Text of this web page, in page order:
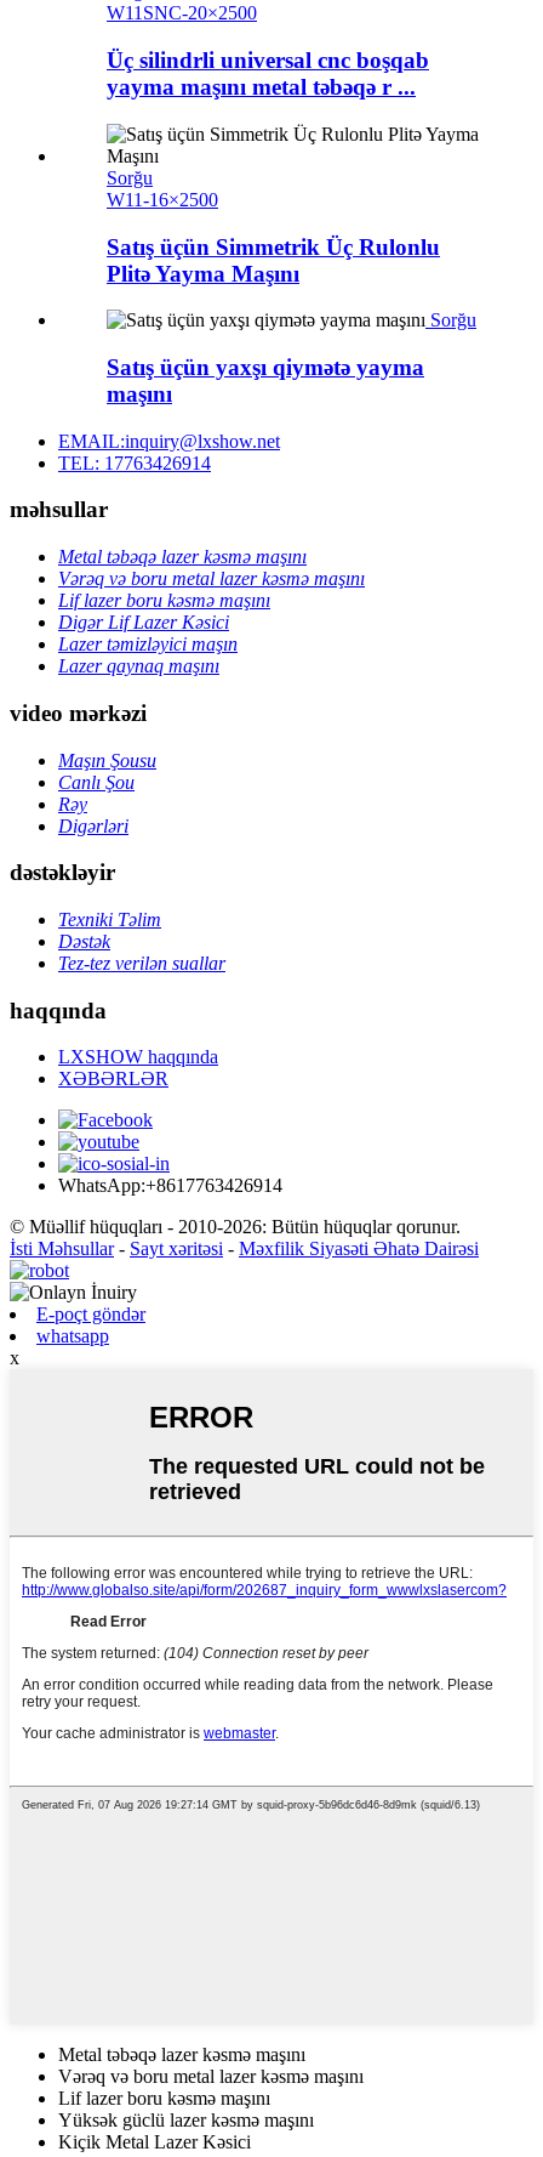
W11SNC-20×2500
Üç silindrli universal cnc boşqab
yayma maşını metal təbəqə r ...
Sorğu
W11-16×2500
Satış üçün Simmetrik Üç Rulonlu
Plitə Yayma Maşını
Sorğu
Satış üçün yaxşı qiymətə yayma
maşını
EMAIL:inquiry@lxshow.net
TEL: 17763426914
məhsullar
Metal təbəqə lazer kəsmə maşını
Vərəq və boru metal lazer kəsmə maşını
Lif lazer boru kəsmə maşını
Digər Lif Lazer Kəsici
Lazer təmizləyici maşın
Lazer qaynaq maşını
video mərkəzi
Maşın Şousu
Canlı Şou
Rəy
Digərləri
dəstəkləyir
Texniki Təlim
Dəstək
Tez-tez verilən suallar
haqqında
LXSHOW haqqında
XƏBƏRLƏR
WhatsApp:+8617763426914
© Müəllif hüquqları - 2010-2026: Bütün hüquqlar qorunur.
İsti Məhsullar- Sayt xəritəsi - Məxfilik Siyasəti Əhatə Dairəsi
E-poçt göndər
whatsapp
x
Metal təbəqə lazer kəsmə maşını
Vərəq və boru metal lazer kəsmə maşını
Lif lazer boru kəsmə maşını
Yüksək güclü lazer kəsmə maşını
Kiçik Metal Lazer Kəsici